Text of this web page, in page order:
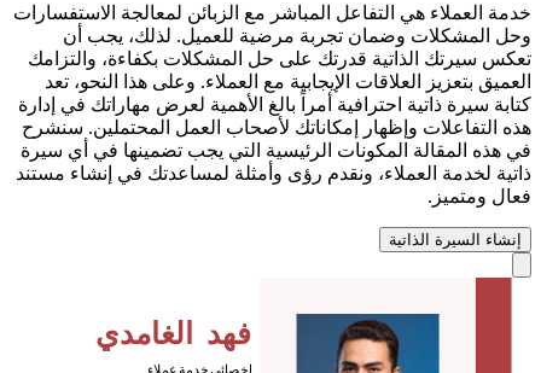
خدمة العملاء هي التفاعل المباشر مع الزبائن لمعالجة الاستفسارات
وحل المشكلات وضمان تجربة مرضية للعميل. لذلك، يجب أن
تعكس سيرتك الذاتية قدرتك على حل المشكلات بكفاءة، والتزامك
العميق بتعزيز العلاقات الإيجابية مع العملاء. وعلى هذا النحو، تعد
كتابة سيرة ذاتية احترافية أمراً بالغ الأهمية لعرض مهاراتك في إدارة
هذه التفاعلات وإظهار إمكاناتك لأصحاب العمل المحتملين. سنشرح
في هذه المقالة المكونات الرئيسية التي يجب تضمينها في أي سيرة
ذاتية لخدمة العملاء، ونقدم رؤى وأمثلة لمساعدتك في إنشاء مستند
فعال ومتميز.
إنشاء السيرة الذاتية